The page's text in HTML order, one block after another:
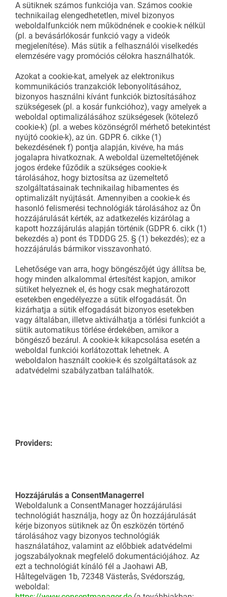
A sütiknek számos funkciója van. Számos cookie
technikailag elengedhetetlen, mivel bizonyos
weboldalfunkciók nem működnének e cookie-k nélkül
(pl. a bevásárlókosár funkció vagy a videók
megjelenítése). Más sütik a felhasználói viselkedés
elemzésére vagy promóciós célokra használhatók.
Azokat a cookie-kat, amelyek az elektronikus
kommunikációs tranzakciók lebonyolításához,
bizonyos használni kívánt funkciók biztosításához
szükségesek (pl. a kosár funkcióhoz), vagy amelyek a
weboldal optimalizálásához szükségesek (kötelező
cookie-k) (pl. a webes közönségről mérhető betekintést
nyújtó cookie-k), az ún. GDPR 6. cikke (1)
bekezdésének f) pontja alapján, kivéve, ha más
jogalapra hivatkoznak. A weboldal üzemeltetőjének
jogos érdeke fűződik a szükséges cookie-k
tárolásához, hogy biztosítsa az üzemeltető
szolgáltatásainak technikailag hibamentes és
optimalizált nyújtását. Amennyiben a cookie-k és
hasonló felismerési technológiák tárolásához az Ön
hozzájárulását kérték, az adatkezelés kizárólag a
kapott hozzájárulás alapján történik (GDPR 6. cikk (1)
bekezdés a) pont és TDDDG 25. § (1) bekezdés); ez a
hozzájárulás bármikor visszavonható.
Lehetősége van arra, hogy böngészőjét úgy állítsa be,
hogy minden alkalommal értesítést kapjon, amikor
sütiket helyeznek el, és hogy csak meghatározott
esetekben engedélyezze a sütik elfogadását. Ön
kizárhatja a sütik elfogadását bizonyos esetekben
vagy általában, illetve aktiválhatja a törlési funkciót a
sütik automatikus törlése érdekében, amikor a
böngésző bezárul. A cookie-k kikapcsolása esetén a
weboldal funkciói korlátozottak lehetnek. A
weboldalon használt cookie-k és szolgáltatások az
adatvédelmi szabályzatban találhatók.
Providers:
Hozzájárulás a ConsentManagerrel
Weboldalunk a ConsentManager hozzájárulási
technológiát használja, hogy az Ön hozzájárulását
kérje bizonyos sütiknek az Ön eszközén történő
tárolásához vagy bizonyos technológiák
használatához, valamint az előbbiek adatvédelmi
jogszabályoknak megfelelő dokumentációjához. Az
ezt a technológiát kínáló fél a Jaohawi AB,
Håltegelvägen 1b, 72348 Västerås, Svédország,
weboldal: